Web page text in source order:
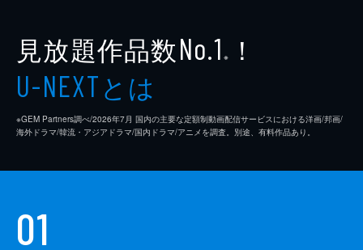
見放題作品数No.1 ※ ！
U-NEXTとは
※GEM Partners調べ/2026年7⽉ 国内の主要な定額制動画配信サービスにおける洋画/邦画/
海外ドラマ/韓流・アジアドラマ/国内ドラマ/アニメを調査。別途、有料作品あり。
01